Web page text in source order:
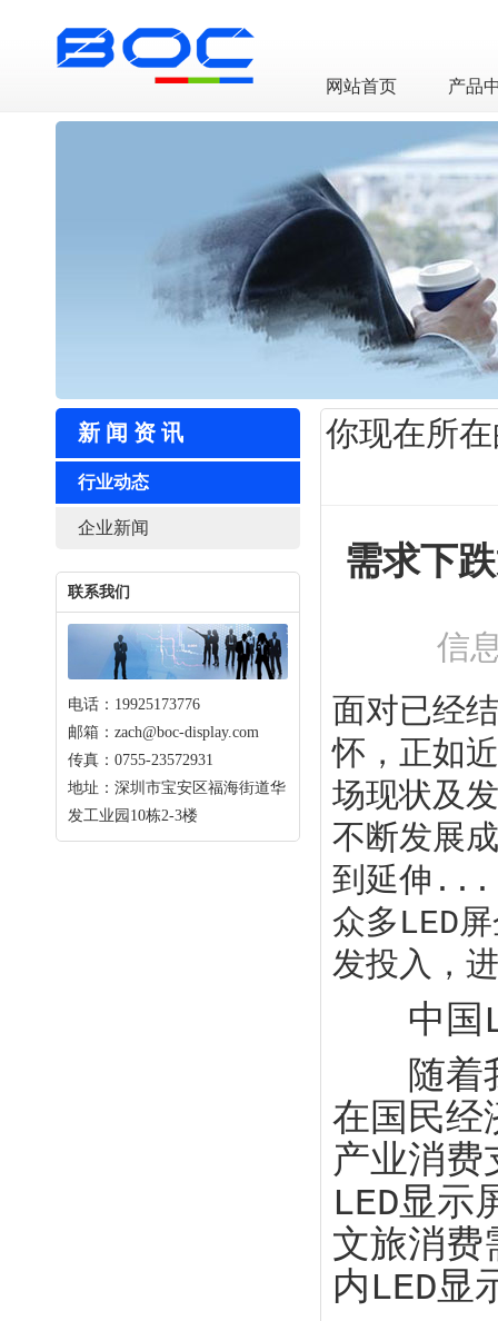
LED透明屏厂家
网站首页 产品
新闻资讯
行业动态
企业新闻
联系我们
电话：19925173776
邮箱：zach@boc-display.com
传真：0755-23572931
地址：深圳市宝安区福海街道华
发工业园10栋2-3楼
你现在所
需求下
信
面对已经
怀，正如
场现状及
不断发展
到延伸
众多LED
发投入，
中国
随着我
在国民经
产业消费
LED显示
文旅消费
内LED显